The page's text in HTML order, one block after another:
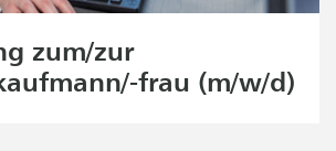
zum/zur
frau (m/w/d)